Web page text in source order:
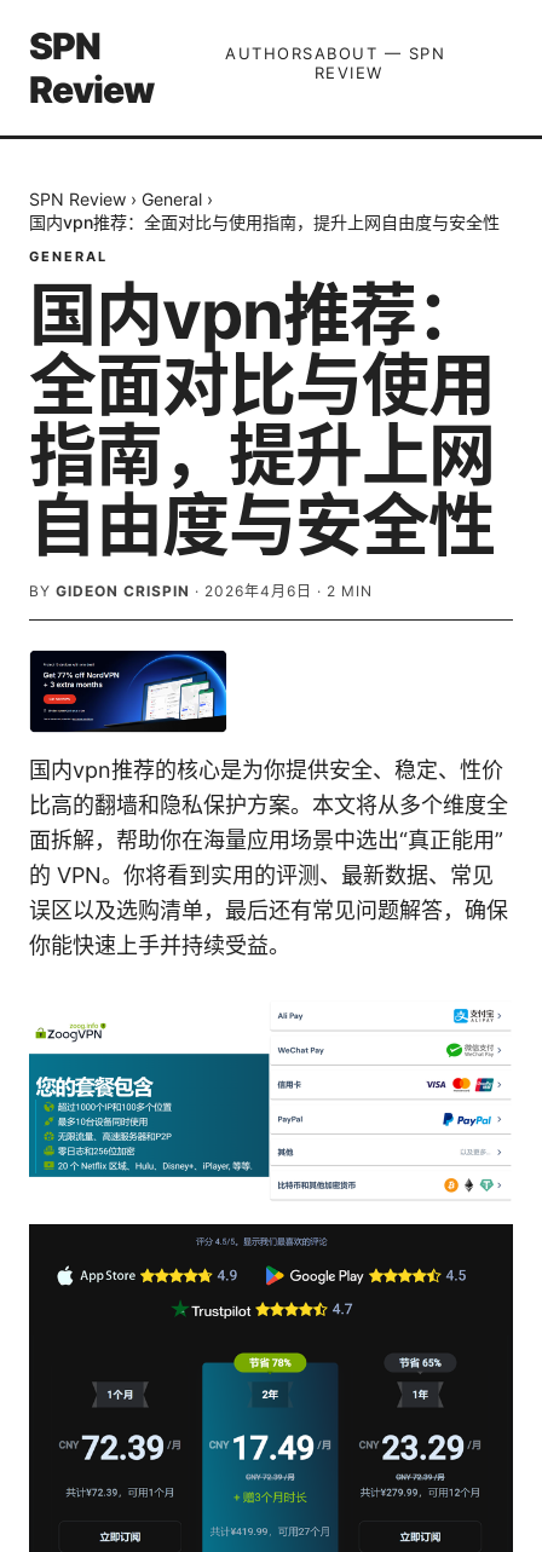
SPN
Review
AUTHORSABOUT — SPN
REVIEW
SPN Review › General ›
国内vpn推荐：全面对比与使用指南，提升上网自由度与安全性
GENERAL
国内vpn推荐：
全面对比与使用
指南，提升上网
自由度与安全性
BY GIDEON CRISPIN · 2026年4月6日 · 2 MIN
国内vpn推荐的核心是为你提供安全、稳定、性价
比高的翻墙和隐私保护方案。本文将从多个维度全
面拆解，帮助你在海量应用场景中选出“真正能用”
的 VPN。你将看到实用的评测、最新数据、常见
误区以及选购清单，最后还有常见问题解答，确保
你能快速上手并持续受益。